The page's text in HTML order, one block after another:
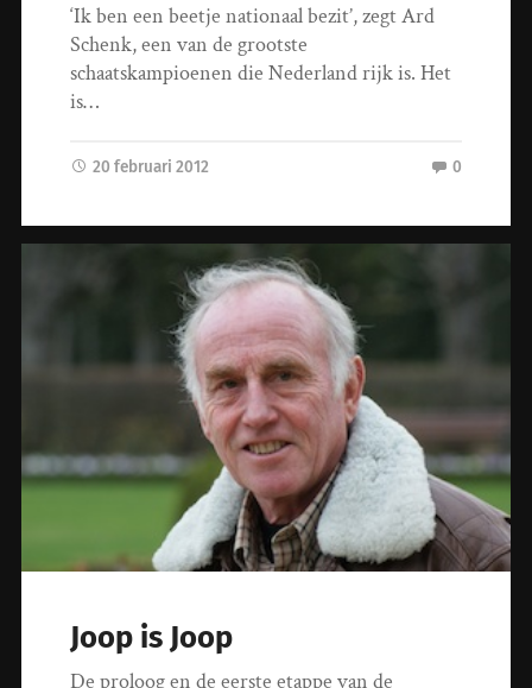
‘Ik ben een beetje nationaal bezit’, zegt Ard
Schenk, een van de grootste
schaatskampioenen die Nederland rijk is. Het
is…
20 februari 2012 0
Joop is Joop
De proloog en de eerste etappe van de